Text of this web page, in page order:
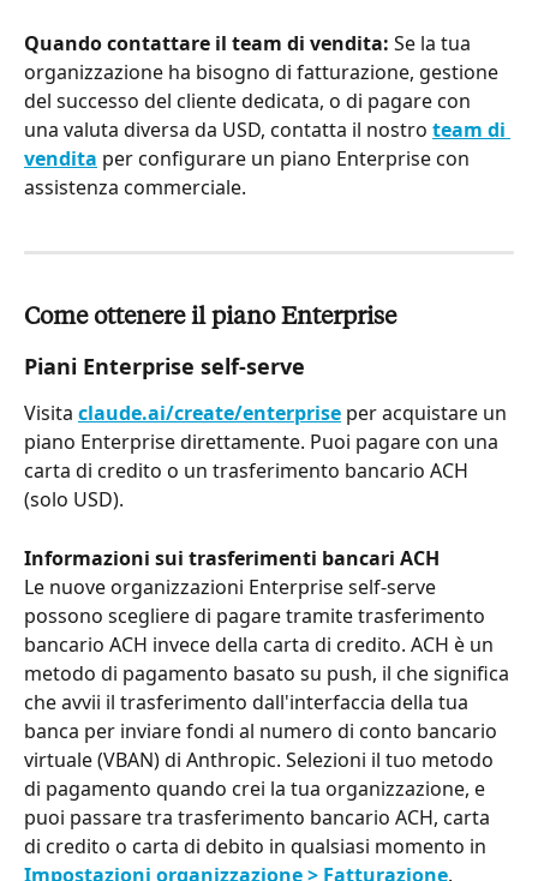
Quando contattare il team di vendita: Se la tua
organizzazione ha bisogno di fatturazione, gestione
del successo del cliente dedicata, o di pagare con
una valuta diversa da USD, contatta il nostro team di
vendita per configurare un piano Enterprise con
assistenza commerciale.
Come ottenere il piano Enterprise
Piani Enterprise self-serve
Visita claude.ai/create/enterprise per acquistare un
piano Enterprise direttamente. Puoi pagare con una
carta di credito o un trasferimento bancario ACH
(solo USD).
Informazioni sui trasferimenti bancari ACH
Le nuove organizzazioni Enterprise self-serve
possono scegliere di pagare tramite trasferimento
bancario ACH invece della carta di credito. ACH è un
metodo di pagamento basato su push, il che significa
che avvii il trasferimento dall'interfaccia della tua
banca per inviare fondi al numero di conto bancario
virtuale (VBAN) di Anthropic. Selezioni il tuo metodo
di pagamento quando crei la tua organizzazione, e
puoi passare tra trasferimento bancario ACH, carta
di credito o carta di debito in qualsiasi momento in
Impostazioni organizzazione > Fatturazione.